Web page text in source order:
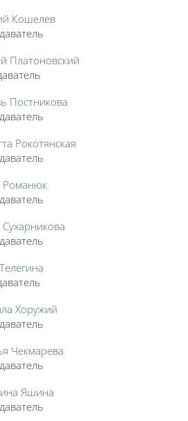
Кошелев
Платоновский
Постникова
Рокотянская
Хоружий
Чекмарева
Яшина